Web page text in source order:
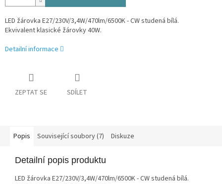
LED žárovka E27/230V/3,4W/470lm/6500K - CW studená bílá.
Ekvivalent klasické žárovky 40W.
Detailní informace
ZEPTAT SE SDÍLET
Popis Související soubory (7) Diskuze
Detailní popis produktu
LED žárovka E27/230V/3,4W/470lm/6500K - CW studená bílá.